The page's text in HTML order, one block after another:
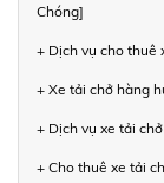
Chóng]
+ Dịch vụ cho thuê
+ Xe tải chở hàng
+ Dịch vụ xe tải
+ Cho thuê xe tải